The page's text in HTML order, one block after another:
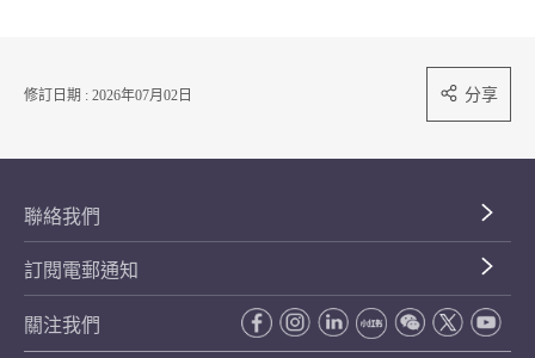
修訂日期 : 2026年07月02日 分享
聯絡我們
訂閱電郵通知
關注我們